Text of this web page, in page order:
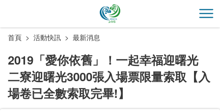
主
開
首頁 活動快訊 最新消息
2019「愛你依舊」！一起幸福迎曙光
二寮迎曙光3000張入場票限量索取【入
場卷已全數索取完畢!】